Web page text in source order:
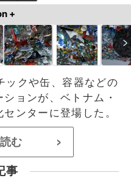
+
ックや缶、容器などの
ョンが、ベトナム・
ンターに登場した。
む >
事